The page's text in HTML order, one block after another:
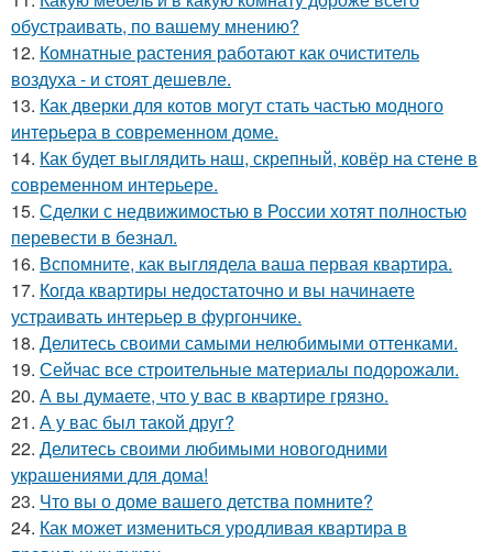
обустраивать, по вашему мнению?
12. Комнатные растения работают как очиститель
воздуха - и стоят дешевле.
13. Как дверки для котов могут стать частью модного
интерьера в современном доме.
14. Как будет выглядить наш, скрепный, ковёр на стене в
современном интерьере.
15. Сделки с недвижимостью в России хотят полностью
перевести в безнал.
16. Вспомните, как выглядела ваша первая квартира.
17. Когда квартиры недостаточно и вы начинаете
устраивать интерьер в фургончике.
18. Делитесь своими самыми нелюбимыми оттенками.
19. Сейчас все строительные материалы подорожали.
20. А вы думаете, что у вас в квартире грязно.
21. А у вас был такой друг?
22. Делитесь своими любимыми новогодними
украшениями для дома!
23. Что вы о доме вашего детства помните?
24. Как может измениться уродливая квартира в